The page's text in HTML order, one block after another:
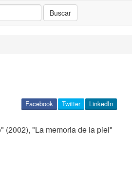
Buscar
LinkedIn
Twitter
Facebook
(2002), "La memoria de la piel"